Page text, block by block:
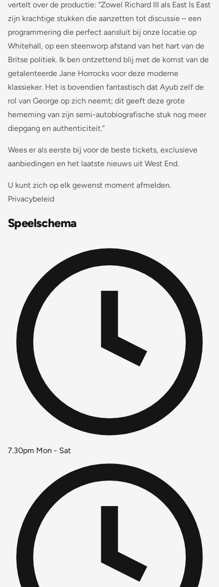
vertelt over de productie: “Zowel Richard III als East Is East
zijn krachtige stukken die aanzetten tot discussie – een
programmering die perfect aansluit bij onze locatie op
Whitehall, op een steenworp afstand van het hart van de
Britse politiek. Ik ben ontzettend blij met de komst van de
getalenteerde Jane Horrocks voor deze moderne
klassieker. Het is bovendien fantastisch dat Ayub zelf de
rol van George op zich neemt; dit geeft deze grote
herneming van zijn semi-autobiografische stuk nog meer
diepgang en authenticiteit.”
Wees er als eerste bij voor de beste tickets, exclusieve
aanbiedingen en het laatste nieuws uit West End.
U kunt zich op elk gewenst moment afmelden.
Privacybeleid
Speelschema
7.30pm Mon - Sat